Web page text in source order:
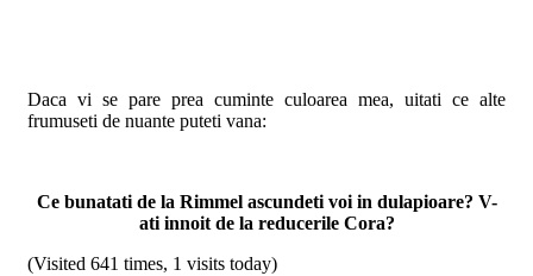
Daca vi se pare prea cuminte culoarea mea, uitati ce alte
frumuseti de nuante puteti vana:
Ce bunatati de la Rimmel ascundeti voi in dulapioare? V-
ati innoit de la reducerile Cora?
(Visited 641 times, 1 visits today)